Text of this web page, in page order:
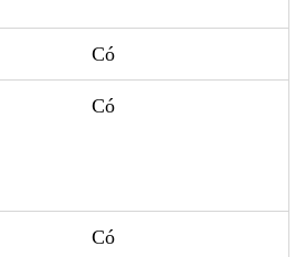
Có
Có
Có